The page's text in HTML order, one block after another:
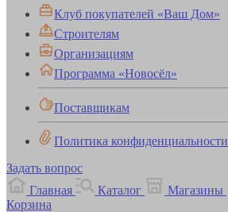
Клуб покупателей «Ваш Дом»
Строителям
Организациям
Программа «Новосёл»
Поставщикам
Политика конфиденциальности
Задать вопрос
Главная
Каталог Магазины
Корзина